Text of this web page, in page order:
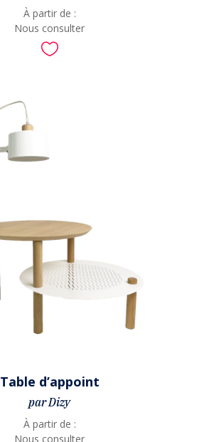
À partir de :
Nous consulter

Table d’appoint
par Dizy
À partir de :
Nous consulter